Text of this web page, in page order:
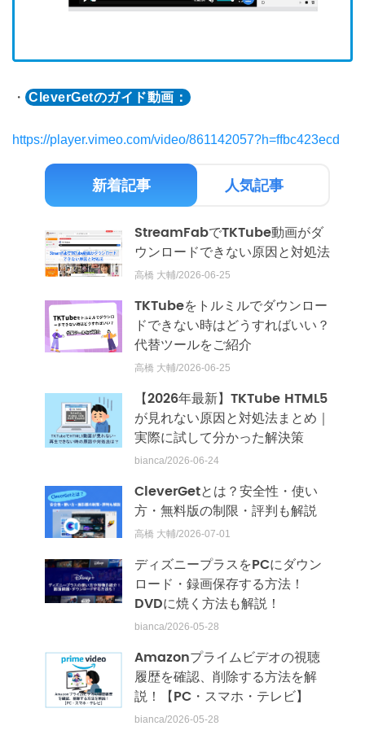
・ CleverGetのガイド動画：
https://player.vimeo.com/video/861142057?h=ffbc423ecd
新着記事 人気記事
StreamFabでTKTube動画がダ
ウンロードできない原因と対処法
高橋 大輔/2026-06-25
TKTubeをトルミルでダウンロー
ドできない時はどうすればいい？
代替ツールをご紹介
高橋 大輔/2026-06-25
【2026年最新】TKTube HTML5
が見れない原因と対処法まとめ｜
実際に試して分かった解決策
bianca/2026-06-24
CleverGetとは？安全性・使い
方・無料版の制限・評判も解説
高橋 大輔/2026-07-01
ディズニープラスをPCにダウン
ロード・録画保存する方法！
DVDに焼く方法も解説！
bianca/2026-05-28
Amazonプライムビデオの視聴
履歴を確認、削除する方法を解
説！【PC・スマホ・テレビ】
bianca/2026-05-28